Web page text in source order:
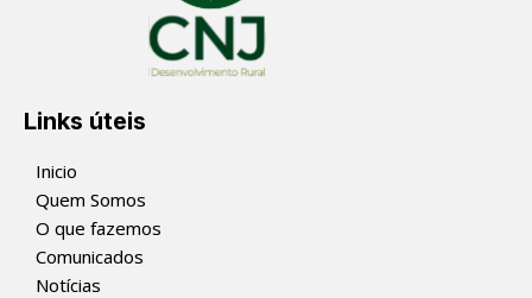
Links úteis
Inicio
Quem Somos
O que fazemos
Comunicados
Notícias